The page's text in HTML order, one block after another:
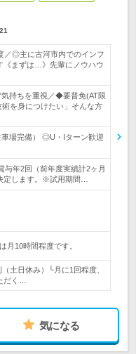
／◎主に古河市内でのインフ
《まずは…》先輩にノウハウ
気持ちを重視／◆要普免(AT限
を身につけたい」そんな方
場完備） ◎U・Iターン歓迎
与年2回（前年度実績計2ヶ月
定します。※試用期間…
月10時間程度です。
土日休み）└月に1回程度、
だく…
気になる